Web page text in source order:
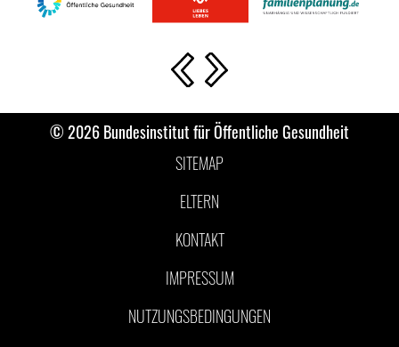
Vorherige Slide
Nächste Slide
© 2026 Bundesinstitut für Öffentliche Gesundheit
SITEMAP
ELTERN
KONTAKT
IMPRESSUM
NUTZUNGSBEDINGUNGEN